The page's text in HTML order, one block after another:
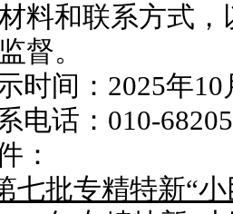
料和联系方式
督。
时间：2025年
电话：010-
：
七批专精特新“